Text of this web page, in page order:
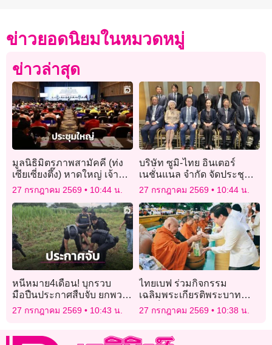
ข่าวยอดนิยมในหมวดหมู่
ข่าวล่าสุด
มูลนิธิมิตรภาพสามัคคี (ท่ง
เซียเซี่ยงตึ๊ง) หาดใหญ่ เจ้า
ภาพจัดประชุมใหญ่สามัญ
ประจำปี 2569
27 กรกฎาคม 2569 10:44 น.
บริษัท ซูมิ-ไทย อินเตอร์
เนชั่นแนล จำกัด จัดประชุม
กรรมการและประชุมสามัญ
ประจำปี 2569
27 กรกฎาคม 2569 10:44 น.
หนีหมาย4เดือน! บุกรวบ
มือปืนประกาศสืบจับ ยกพวก
ยิงอริหน้าสถานบันเทิงดัง
27 กรกฎาคม 2569 10:43 น.
ไทยเบฟ ร่วมกิจกรรม
เฉลิมพระเกียรติพระบาท
สมเด็จพระเจ้าอยู่หัว
27 กรกฎาคม 2569 10:38 น.